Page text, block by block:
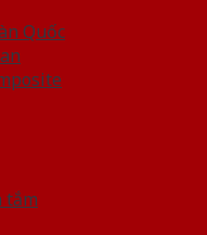
Quốc
tắm